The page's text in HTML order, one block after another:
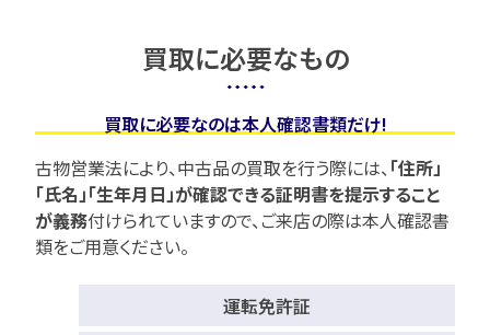
買取に必要なもの
買取に必要なのは本人確認書類だけ!
古物営業法により、中古品の買取を行う際には、「住所」
「氏名」「生年月日」が確認できる証明書を提示すること
が義務付けられていますので、ご来店の際は本人確認書
類をご用意ください。
運転免許証